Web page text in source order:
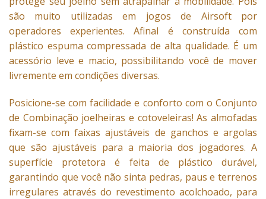
são muito utilizadas em jogos de Airsoft por
operadores experientes. Afinal é construída com
plástico espuma compressada de alta qualidade. É um
acessório leve e macio, possibilitando você de mover
livremente em condições diversas.
Posicione-se com facilidade e conforto com o Conjunto
de Combinação joelheiras e cotoveleiras! As almofadas
fixam-se com faixas ajustáveis ​​de ganchos e argolas
que são ajustáveis ​​para a maioria dos jogadores. A
superfície protetora é feita de plástico durável,
garantindo que você não sinta pedras, paus e terrenos
irregulares através do revestimento acolchoado, para